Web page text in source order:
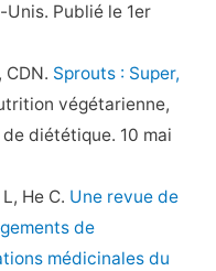
Publié le 1er
CDN. Sprouts : Super,
végétarienne,
diététique. 10 mai
He C. Une revue de
de
médicinales du